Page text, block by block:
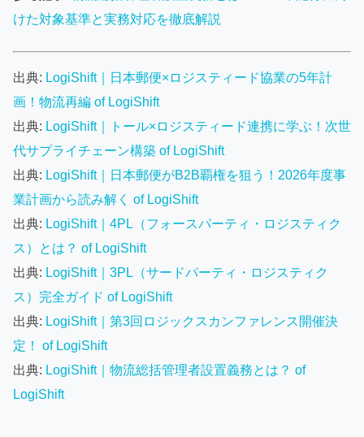
けた対象基準と実務対応を徹底解説
出典: LogiShift｜日本郵便×ロジスティード協業の5年計
画！物流再編 of LogiShift
出典: LogiShift｜トール×ロジスティード連携に学ぶ！次世
代サプライチェーン構築 of LogiShift
出典: LogiShift｜日本郵便がB2B覇権を狙う！2026年度事
業計画から読み解く of LogiShift
出典: LogiShift｜4PL（フォースパーティ・ロジスティク
ス）とは？ of LogiShift
出典: LogiShift｜3PL（サードパーティ・ロジスティク
ス）完全ガイド of LogiShift
出典: LogiShift｜第3回ロジックスカンファレンス開催決
定！ of LogiShift
出典: LogiShift｜物流総括管理者設置義務とは？ of
LogiShift